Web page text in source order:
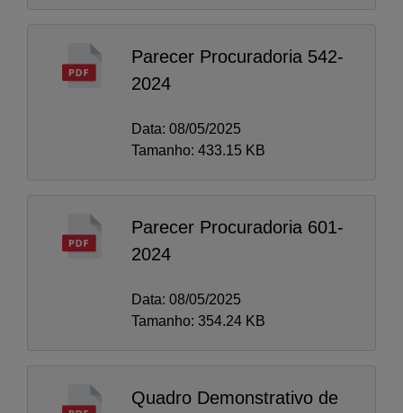
Parecer Procuradoria 542-
2024
Data: 08/05/2025
Tamanho: 433.15 KB
Parecer Procuradoria 601-
2024
Data: 08/05/2025
Tamanho: 354.24 KB
Quadro Demonstrativo de